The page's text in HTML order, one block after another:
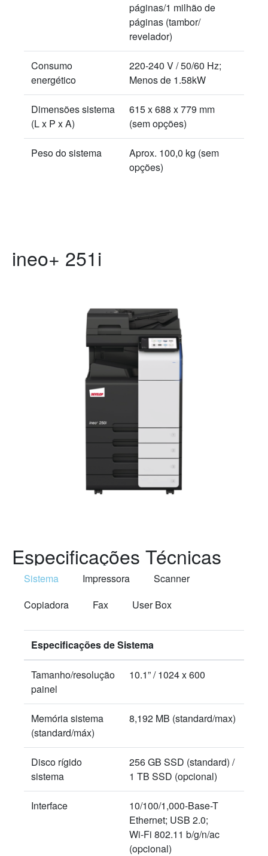
páginas/1 milhão de
páginas (tambor/
revelador)
Consumo
energético
220-240 V / 50/60 Hz;
Menos de 1.58kW
Dimensões sistema
(L x P x A)
615 x 688 x 779 mm
(sem opções)
Peso do sistema
Aprox. 100,0 kg (sem
opções)
ineo+ 251i
Especificações Técnicas
Sistema Impressora
Scanner
Copiadora
Fax User Box
Especificações de Sistema
Tamanho/resolução
painel
10.1” / 1024 x 600
Memória sistema
(standard/máx)
8,192 MB (standard/max)
Disco rígido
sistema
256 GB SSD (standard) /
1 TB SSD (opcional)
Interface
10/100/1,000-Base-T
Ethernet; USB 2.0;
Wi-Fi 802.11 b/g/n/ac
(opcional)